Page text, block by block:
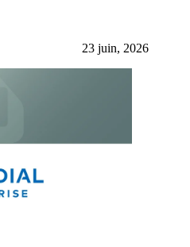
23 juin, 2026